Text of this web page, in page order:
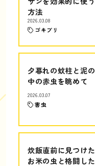
方法
2026.03.08
ゴキブリ
夕暮れの蚊柱と泥の
中の赤虫を眺めて
2026.03.07
害虫
炊飯直前に見つけた
お米の虫と格闘した